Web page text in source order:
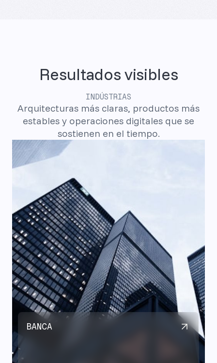
INDÚSTRIAS
Resultados visibles
Arquitecturas más claras, productos más
estables y operaciones digitales que se
sostienen en el tiempo.
BANCA